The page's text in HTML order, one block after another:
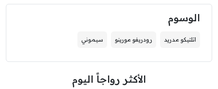
الوسوم
اتلتيكو مدريد رودريغو مورينو سيموني
الأكثر رواجاً اليوم